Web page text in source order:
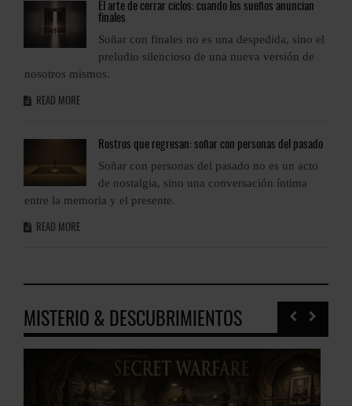
El arte de cerrar ciclos: cuando los sueños anuncian
finales
Soñar con finales no es una despedida, sino el
preludio silencioso de una nueva versión de
nosotros mismos.
READ MORE
Rostros que regresan: soñar con personas del pasado
Soñar con personas del pasado no es un acto
de nostalgia, sino una conversación íntima
entre la memoria y el presente.
READ MORE
MISTERIO & DESCUBRIMIENTOS